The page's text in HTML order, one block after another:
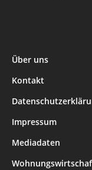
Über uns
Kontakt
Impressum
Mediadaten